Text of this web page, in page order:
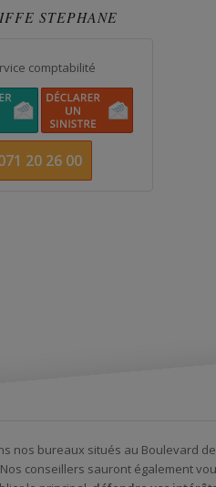
STEPHANE
comptabilité
20 26 00
bureaux situés au Boulevard
conseillers sauront également